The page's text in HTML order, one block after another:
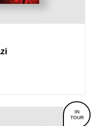
IN
TOUR